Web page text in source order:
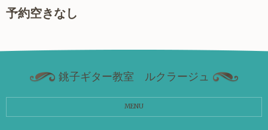
予約空きなし
銚子ギター教室 ルクラージュ
MENU